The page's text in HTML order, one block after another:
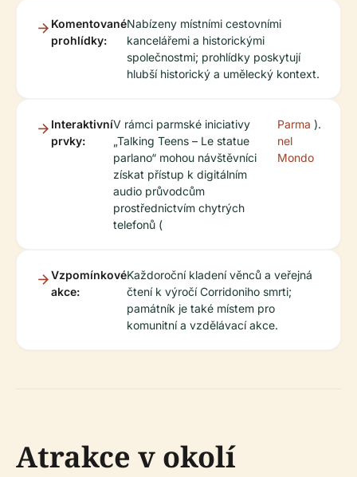
Komentované
prohlídky:
Nabízeny místními cestovními
kancelářemi a historickými
společnostmi; prohlídky poskytují
hlubší historický a umělecký kontext.
Interaktivní
prvky:
V rámci parmské iniciativy
„Talking Teens – Le statue
parlano“ mohou návštěvníci
získat přístup k digitálním
audio průvodcům
prostřednictvím chytrých
telefonů (
Parma
nel
Mondo
).
Vzpomínkové
akce:
Každoroční kladení věnců a veřejná
čtení k výročí Corridoniho smrti;
památník je také místem pro
komunitní a vzdělávací akce.
Atrakce v okolí